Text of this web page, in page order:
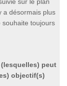
a désormais plus
toujours
peut
objectif(s)